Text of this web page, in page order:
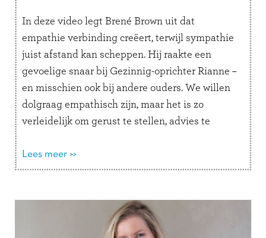
In deze video legt Brené Brown uit dat
empathie verbinding creëert, terwijl sympathie
juist afstand kan scheppen. Hij raakte een
gevoelige snaar bij Gezinnig-oprichter Rianne –
en misschien ook bij andere ouders. We willen
dolgraag empathisch zijn, maar het is zo
verleidelijk om gerust te stellen, advies te
verder
Lees meer >>